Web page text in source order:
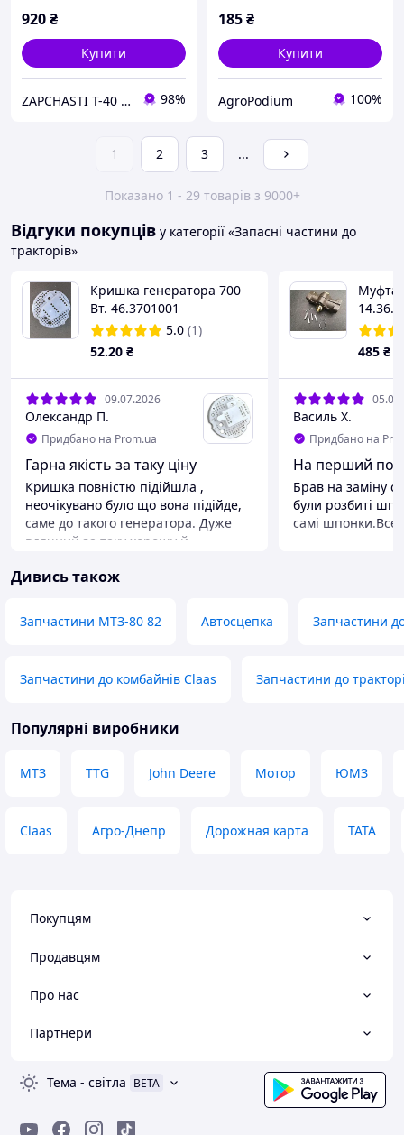
920₴
Купити
ZAPCHASTI T-40 KHARKIV UA 98%
185₴
Купити
AgroPodium 100%
1 2 3 ...
Показано 1 - 29 товарів з 9000+
Відгуки покупців у категорії «Запасні частини до
тракторів»
Кришка генератора 700
Вт. 46.3701001
5.0 (1)
52.20 ₴
09.07.2026
Олександр П.
Придбано на Prom.ua
Гарна якість за таку ціну
Кришка повністю підійшла ,
неочікувано було що вона підійде,
саме до такого генератора. Дуже
вдячний за таку хорошу й
відремонтували замінили запчасти
чином.
Недоліки
Муфта
т25
485 ₴
Василь Х.
Придбано на
На перший
Брав на заміну
були розбиті
самі шпонки.Все
Дивись також
Запчастини МТЗ-80 82 Автосцепка Запчастини
Запчастини до комбайнів Claas Запчастини до
Популярні виробники
МТЗ TTG John Deere Мотор ЮМЗ
Claas Агро-Днепр Дорожная карта TATA
Покупцям
Продавцям
Про нас
Партнери
Тема - світла BETA